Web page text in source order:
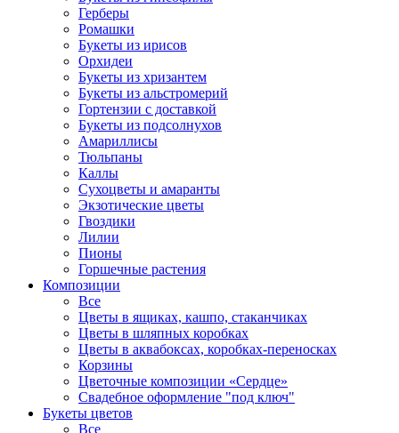
Герберы
Ромашки
Букеты из ирисов
Орхидеи
Букеты из хризантем
Букеты из альстромерий
Гортензии с доставкой
Букеты из подсолнухов
Амариллисы
Тюльпаны
Каллы
Сухоцветы и амаранты
Экзотические цветы
Гвоздики
Лилии
Пионы
Горшечные растения
Композиции
Все
Цветы в ящиках, кашпо, стаканчиках
Цветы в шляпных коробках
Цветы в аквабоксах, коробках-переносках
Корзины
Цветочные композиции «Сердце»
Свадебное оформление "под ключ"
Букеты цветов
Все